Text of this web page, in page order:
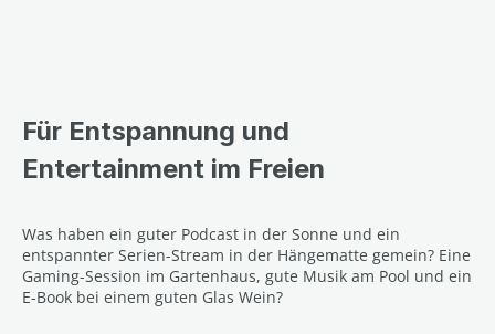
Für Entspannung und
Entertainment im Freien
Was haben ein guter Podcast in der Sonne und ein
entspannter Serien-Stream in der Hängematte gemein? Eine
Gaming-Session im Gartenhaus, gute Musik am Pool und ein
E-Book bei einem guten Glas Wein?